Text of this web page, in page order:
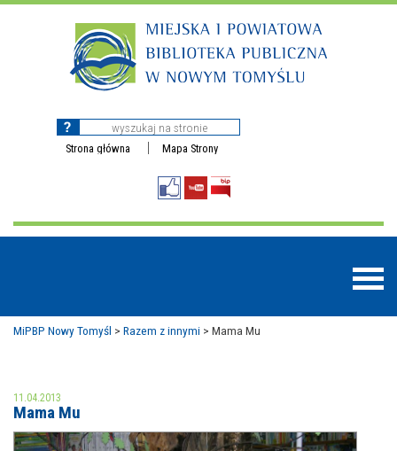
Strona główna Mapa Strony
MOJE KONTO
MiPBP Nowy Tomyśl > Razem z innymi > Mama Mu
11.04.2013
Mama Mu